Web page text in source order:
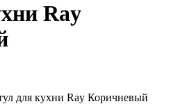
Ray
для кухни Ray Коричневый